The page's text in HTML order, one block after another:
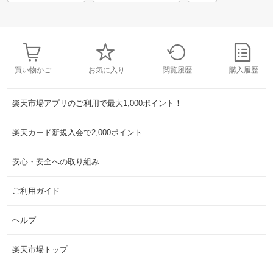
買い物かご お気に入り 閲覧履歴 購入履歴
楽天市場アプリのご利用で最大1,000ポイント！
楽天カード新規入会で2,000ポイント
安心・安全への取り組み
ご利用ガイド
ヘルプ
楽天市場トップ